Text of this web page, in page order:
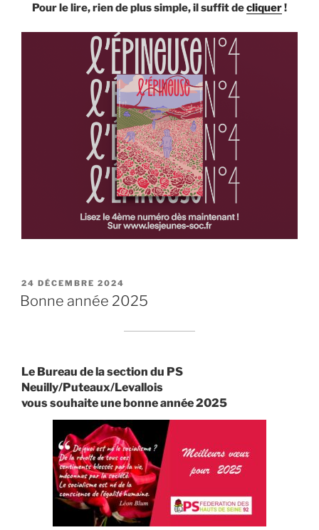
Pour le lire, rien de plus simple, il suffit decliquer!
PUBLIÉ
LE
24 DÉCEMBRE 2024
Bonne année 2025
Le Bureau de la section du PS
Neuilly/Puteaux/Levallois
vous souhaite une bonne année 2025